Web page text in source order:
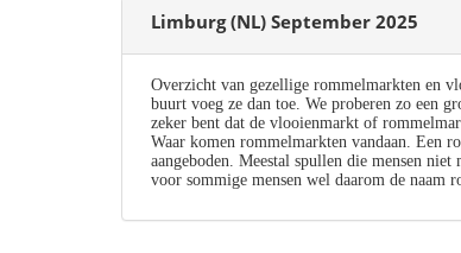
Limburg (NL) September 2025
Overzicht van gezellige rommelmarkten en
buurt voeg ze dan toe. We proberen zo een
zeker bent dat de vlooienmarkt of
Waar komen rommelmarkten vandaan. Een
aangeboden. Meestal spullen die mensen
voor sommige mensen wel daarom de naam